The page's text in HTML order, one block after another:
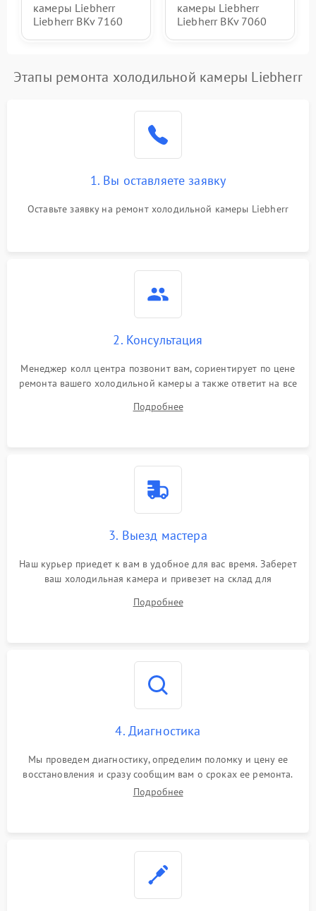
камеры Liebherr
Liebherr BKv 7160
камеры Liebherr
Liebherr BKv 7060
Этапы ремонта холодильной камеры Liebherr
1. Вы оставляете заявку
Оставьте заявку на ремонт холодильной камеры Liebherr
2. Консультация
Менеджер колл центра позвонит вам, сориентирует по цене
ремонта вашего холодильной камеры а также ответит на все
Подробнее
3. Выезд мастера
Наш курьер приедет к вам в удобное для вас время. Заберет
ваш холодильная камера и привезет на склад для
Подробнее
4. Диагностика
Мы проведем диагностику, определим поломку и цену ее
восстановления и сразу сообщим вам о сроках ее ремонта.
Подробнее